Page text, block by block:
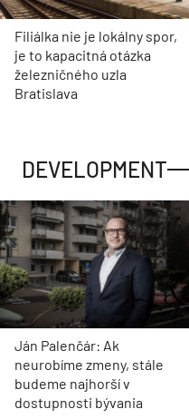
Filiálka nie je lokálny spor,
je to kapacitná otázka
železničného uzla
Bratislava
DEVELOPMENT
Ján Palenčár: Ak
neurobíme zmeny, stále
budeme najhorší v
dostupnosti bývania